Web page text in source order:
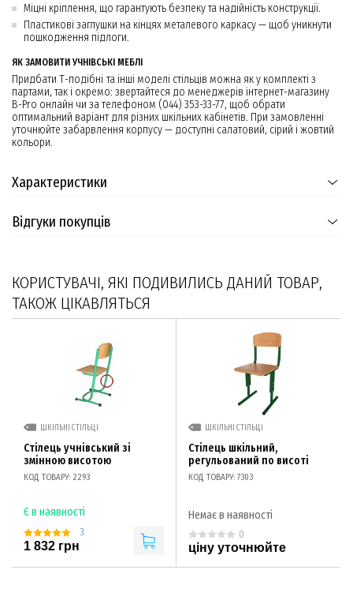
Міцні кріплення, що гарантують безпеку та надійність конструкції.
Пластикові заглушки на кінцях металевого каркасу — щоб уникнути
пошкодження підлоги.
ЯК ЗАМОВИТИ УЧНІВСЬКІ МЕБЛІ
Придбати Т-подібні та інші моделі стільців можна як у комплекті з
партами, так і окремо: звертайтеся до менеджерів інтернет-магазину
B-Pro онлайн чи за телефоном (044) 353-33-77, щоб обрати
оптимальний варіант для різних шкільних кабінетів. При замовленні
уточнюйте забарвлення корпусу — доступні салатовий, сірий і жовтий
кольори.
Характеристики
Відгуки покупців
КОРИСТУВАЧІ, ЯКІ ПОДИВИЛИСЬ ДАНИЙ ТОВАР,
ТАКОЖ ЦІКАВЛЯТЬСЯ
ШКІЛЬНІ СТІЛЬЦІ
Стілець учнівський зі
змінною висотою
КОД ТОВАРУ: 2293
Є в наявності
3
1 832 грн
ШКІЛЬНІ СТІЛЬЦІ
Стілець шкільний,
регульований по висоті
КОД ТОВАРУ: 7303
Немає в наявності
0
ціну уточнюйте